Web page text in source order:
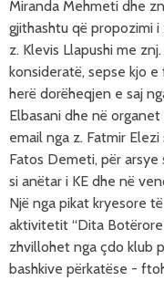
Miranda Mehmeti dhe
gjithashtu që propozimi i
z. Klevis Llapushi me
konsideratë, sepse kjo
herë dorëheqjen e saj
Elbasani dhe në organet
email nga z. Fatmir Elezi
Fatos Demeti, për
si anëtar i KE dhe në
Një nga pikat kryesore t
aktivitetit “Dita
zhvillohet nga çdo klub
bashkive përkatëse -